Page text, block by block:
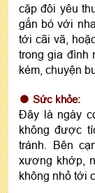
cặp đôi yêu
gắn bó với
tới cãi vã,
trong gia đình
kém, chuyện
Sức khỏe:
Đây là ngày
không được
tránh. Bên
xương khớp,
không nhỏ tới